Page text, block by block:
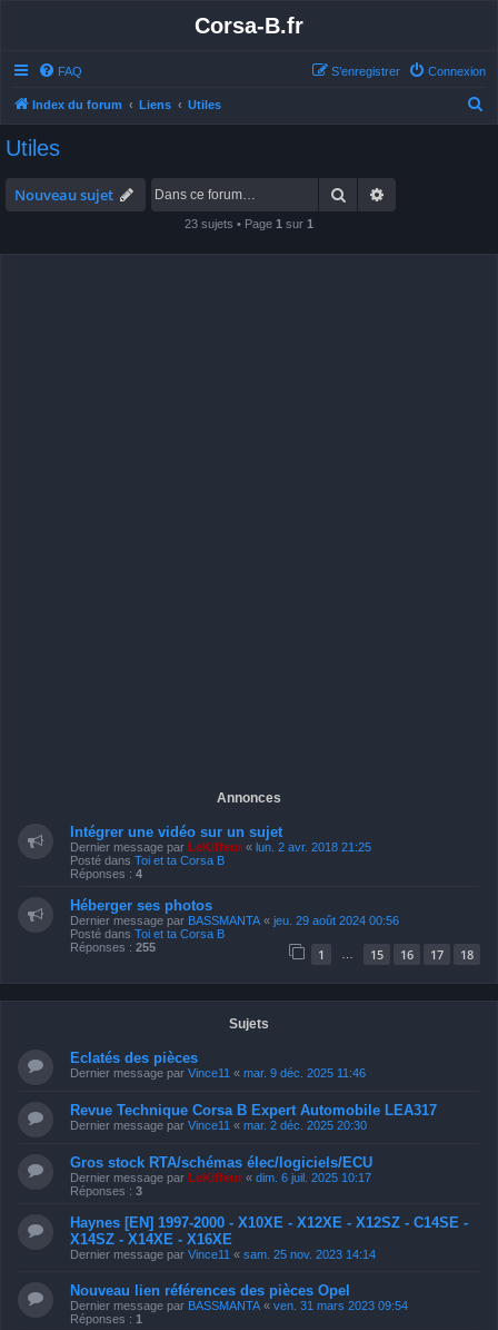
Corsa-B.fr
FAQ Connexion
S’enregistrer
Index du forum Liens Utiles
Utiles
Nouveau sujet Rechercher
23 sujets • Page 1 sur 1
Annonces
Intégrer une vidéo sur un sujet
Dernier message par LeKiffeur « lun. 2 avr. 2018 21:25
Posté dans Toi et ta Corsa B
Réponses : 4
Héberger ses photos
Dernier message par BASSMANTA « jeu. 29 août 2024 00:56
Posté dans Toi et ta Corsa B
Réponses : 255 1 15 16 17 18
Sujets
Eclatés des pièces
Dernier message par Vince11 « mar. 9 déc. 2025 11:46
Revue Technique Corsa B Expert Automobile LEA317
Dernier message par Vince11 « mar. 2 déc. 2025 20:30
Gros stock RTA/schémas élec/logiciels/ECU
Dernier message par LeKiffeur « dim. 6 juil. 2025 10:17
Réponses : 3
Haynes [EN] 1997-2000 - X10XE - X12XE - X12SZ - C14SE -
X14SZ - X14XE - X16XE
Dernier message par Vince11 « sam. 25 nov. 2023 14:14
Nouveau lien références des pièces Opel
Dernier message par BASSMANTA « ven. 31 mars 2023 09:54
Réponses : 1